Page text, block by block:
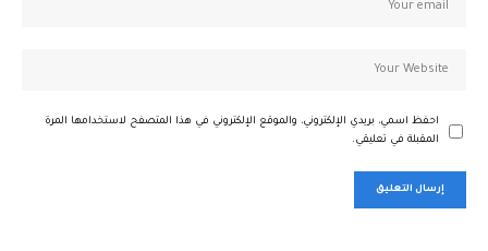
احفظ اسمي، بريدي الإلكتروني، والموقع الإلكتروني في هذا المتصفح لاستخدامها المرة
المقبلة في تعليقي.